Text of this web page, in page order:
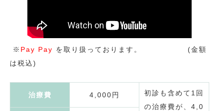
※ Pay Pay を取り扱っております。 (金額
は税込)
治療費 4,000円
初診も含めて1回
の治療費が、4,0